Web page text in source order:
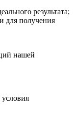
результата;
для получения
нашей